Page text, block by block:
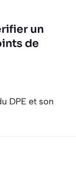
un
de
DPE et son